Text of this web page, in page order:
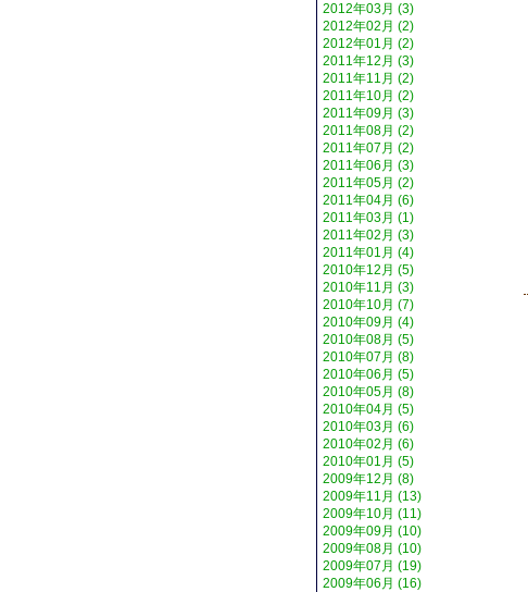
2012年03月 (3)
2012年02月 (2)
2012年01月 (2)
2011年12月 (3)
2011年11月 (2)
2011年10月 (2)
2011年09月 (3)
2011年08月 (2)
2011年07月 (2)
2011年06月 (3)
2011年05月 (2)
2011年04月 (6)
2011年03月 (1)
2011年02月 (3)
2011年01月 (4)
2010年12月 (5)
2010年11月 (3)
2010年10月 (7)
2010年09月 (4)
2010年08月 (5)
2010年07月 (8)
2010年06月 (5)
2010年05月 (8)
2010年04月 (5)
2010年03月 (6)
2010年02月 (6)
2010年01月 (5)
2009年12月 (8)
2009年11月 (13)
2009年10月 (11)
2009年09月 (10)
2009年08月 (10)
2009年07月 (19)
2009年06月 (16)